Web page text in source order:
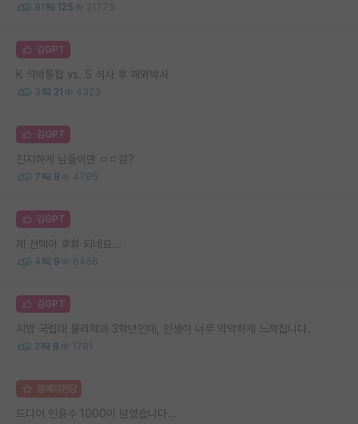
81 125 21775
김GPT
K 석박통합 vs. S 석사 후 해외박사
3 21 4323
김GPT
진지하게 님들이면 ㅇㄷ감?
7 8 4785
김GPT
제 선택이 후회 되네요...
4 9 6468
김GPT
지방 국립대 물리학과 3학년인데, 인생이 너무 막막하게 느껴집니다.
2 8 1781
명예의전당
드디어 인용수 1000이 넘었습니다...